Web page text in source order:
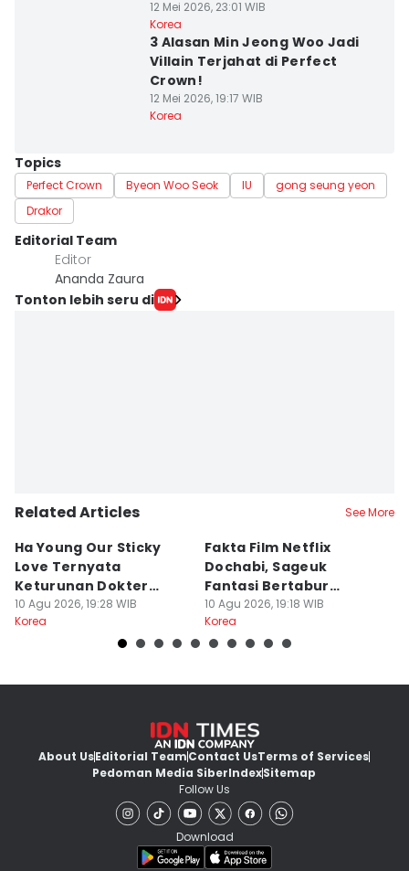
12 Mei 2026, 23:01 WIB
Korea
3 Alasan Min Jeong Woo Jadi
Villain Terjahat di Perfect
Crown!
12 Mei 2026, 19:17 WIB
Korea
Topics
Perfect Crown Byeon Woo Seok IU
gong seung yeon
Drakor
Editorial Team
Editor
Ananda Zaura
Tonton lebih seru di
Related Articles See More
Ha Young Our Sticky
Love Ternyata
Keturunan Dokter
Kerajaan Korea
10 Agu 2026, 19:28 WIB
Korea
Fakta Film Netflix
Dochabi, Sageuk
Fantasi Bertabur
Bintang
10 Agu 2026, 19:18 WIB
Korea
About UsEditorial TeamContact UsTerms of Services
Pedoman Media SiberIndexSitemap
Follow Us
Download